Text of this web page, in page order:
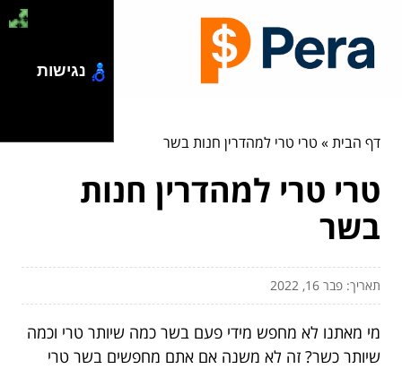
דף הבית» טרי טרי למהדרין חנות בשר
טרי טרי למהדרין חנות
בשר
תאריך: פבר 16, 2022
מי מאתנו לא מחפש מידי פעם בשר כמה שיותר טרי וכמה
שיותר כשר? זה לא משנה אם אתם מחפשים בשר טרי
נגישות